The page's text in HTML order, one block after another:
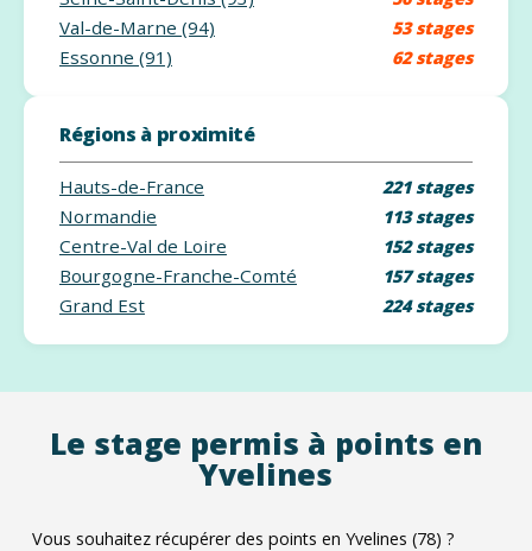
Val-de-Marne (94) 53 stages
Essonne (91) 62 stages
Régions à proximité
Hauts-de-France 221 stages
Normandie 113 stages
Centre-Val de Loire 152 stages
Bourgogne-Franche-Comté 157 stages
Grand Est 224 stages
Le stage permis à points en
Yvelines
Vous souhaitez récupérer des points en Yvelines (78) ?